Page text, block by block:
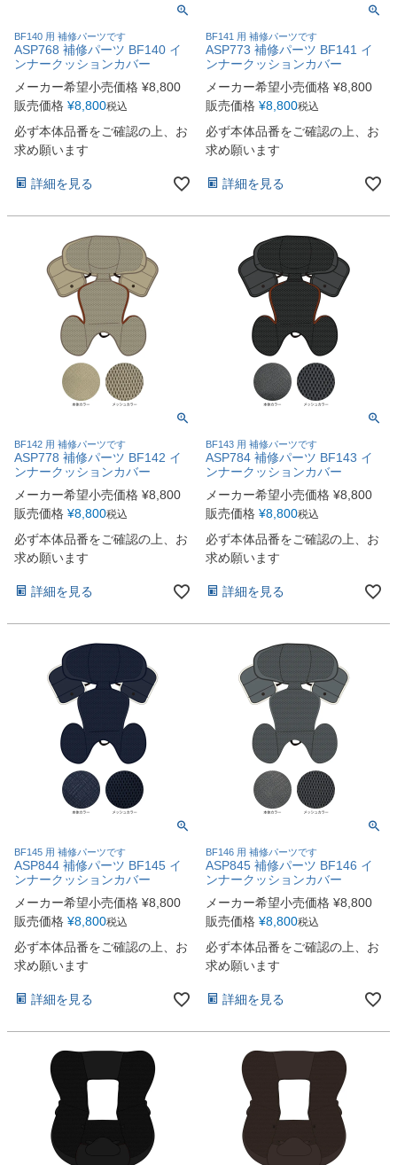
BF140 用 補修パーツです
ASP768 補修パーツ BF140 イ
ンナークッションカバー
メーカー希望小売価格 ¥8,800
販売価格 ¥8,800税込
必ず本体品番をご確認の上、お
求め願います
詳細を見る
BF141 用 補修パーツです
ASP773 補修パーツ BF141 イ
ンナークッションカバー
メーカー希望小売価格 ¥8,800
販売価格 ¥8,800税込
必ず本体品番をご確認の上、お
求め願います
詳細を見る
BF142 用 補修パーツです
ASP778 補修パーツ BF142 イ
ンナークッションカバー
メーカー希望小売価格 ¥8,800
販売価格 ¥8,800税込
必ず本体品番をご確認の上、お
求め願います
詳細を見る
BF143 用 補修パーツです
ASP784 補修パーツ BF143 イ
ンナークッションカバー
メーカー希望小売価格 ¥8,800
販売価格 ¥8,800税込
必ず本体品番をご確認の上、お
求め願います
詳細を見る
BF145 用 補修パーツです
ASP844 補修パーツ BF145 イ
ンナークッションカバー
メーカー希望小売価格 ¥8,800
販売価格 ¥8,800税込
必ず本体品番をご確認の上、お
求め願います
詳細を見る
BF146 用 補修パーツです
ASP845 補修パーツ BF146 イ
ンナークッションカバー
メーカー希望小売価格 ¥8,800
販売価格 ¥8,800税込
必ず本体品番をご確認の上、お
求め願います
詳細を見る